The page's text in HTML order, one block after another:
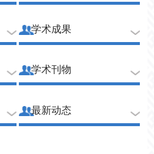
学术成果
学术刊物
最新动态